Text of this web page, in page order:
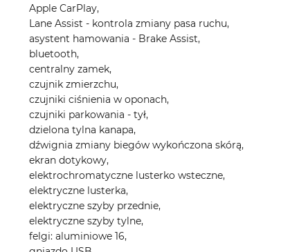
Apple CarPlay,
Lane Assist - kontrola zmiany pasa ruchu,
asystent hamowania - Brake Assist,
bluetooth,
centralny zamek,
czujnik zmierzchu,
czujniki ciśnienia w oponach,
czujniki parkowania - tył,
dzielona tylna kanapa,
dźwignia zmiany biegów wykończona skórą,
ekran dotykowy,
elektrochromatyczne lusterko wsteczne,
elektryczne lusterka,
elektryczne szyby przednie,
elektryczne szyby tylne,
felgi: aluminiowe 16,